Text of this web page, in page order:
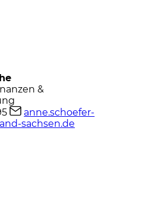
&
anne.schoefer-
sachsen.de